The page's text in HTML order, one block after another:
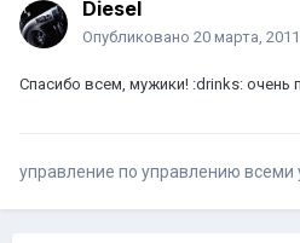
Diesel
Опубликовано 20 марта, 2011
Спасибо всем, мужики! :drinks: очень
управление по управлению всеми